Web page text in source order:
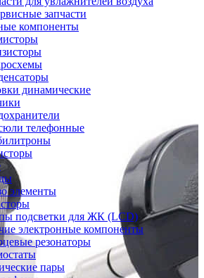
запчасти
компоненты
динамические
телефонные
элементы
подсветки для ЖК (LCD)
электронные компоненты
резонаторы
пары